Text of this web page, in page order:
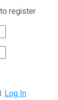
register
Log In